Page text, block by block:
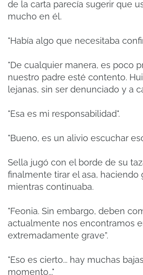
de la carta parecía sugerir que
mucho en él.
"Había algo que necesitaba
"De cualquier manera, es poco
nuestro padre esté contento.
lejanas, sin ser denunciado y a
"Esa es mi responsabilidad".
"Bueno, es un alivio escuchar
Sella jugó con el borde de su
finalmente tirar el asa, haciendo
mientras continuaba.
"Feonia. Sin embargo, deben
actualmente nos encontramos
extremadamente grave”.
"Eso es cierto... hay muchas
momento..."